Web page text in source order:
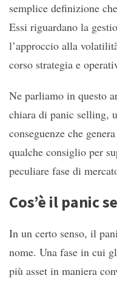
semplice definizione
Essi riguardano la
l’approccio alla
corso strategia e
Ne parliamo in questo
chiara di panic selling,
conseguenze che
qualche consiglio per
peculiare fase di
Cos’è il panic
In un certo senso, il
nome. Una fase in cui
più asset in maniera